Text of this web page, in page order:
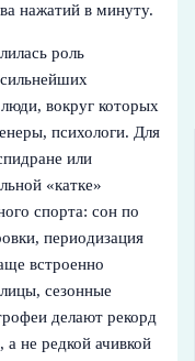
нажатий в минуту.
роль
вокруг которых
психологи. Для
или
«катке»
спорта: сон по
периодизация
встроенно
сезонные
делают рекорд
а не редкой ачивкой